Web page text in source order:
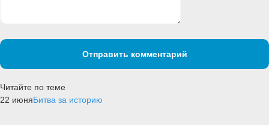
Отправить комментарий
Читайте по теме
22 июняБитва за историю